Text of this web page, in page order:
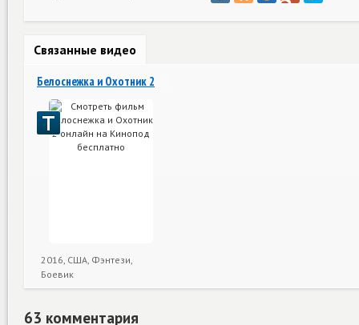
Связанные видео
Белоснежка и Охотник 2
2016, США, Фэнтези,
Боевик
63 комментария